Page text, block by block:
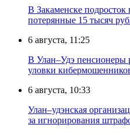
В Закаменске подросток
потерянные 15 тысяч
6 августа, 11:25
В Улан–Удэ пенсионеры
уловки
6 августа, 10:33
Улан–удэнская
за игнорирования